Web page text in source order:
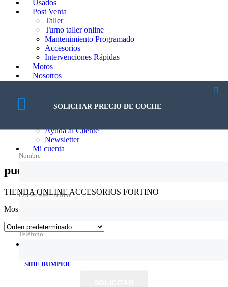
Usados
Post Venta
Taller
Turno taller online
Mantenimiento Programado
Accesorios
Intervenciones Rápidas
Motos
Nosotros
Ayuda al Cliente
Newsletter
Mi cuenta
puerta
TIENDA ONLINE ACCESORIOS FORTINO
Mostrando el único resultado
SIDE BUMPER
SOLICITAR PRECIO DE COCHE
Nombre
Correo electrónico
Teléfono